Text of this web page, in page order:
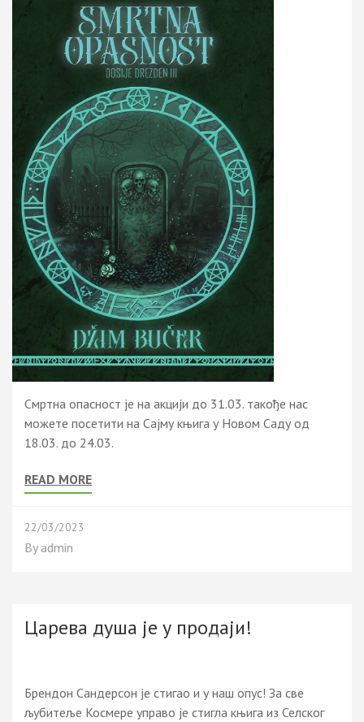
Смртна опасност је на акцији до 31.03. такође нас
можете посетити на Сајму књига у Новом Саду од
18.03. до 24.03.
READ MORE
22/03/2023
By admin
Царева душа је у продаји!
Брендон Сандерсон је стигао и у наш опус! За све
љубитеље Космере управо је стигла књига из Селског